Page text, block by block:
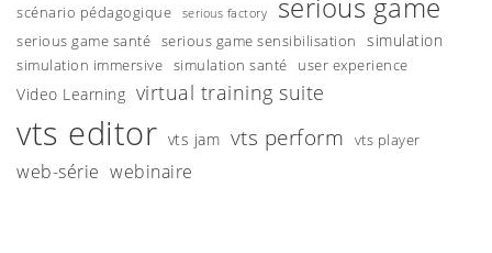
scénario pédagogique serious factory
serious game santé serious game sensibilisation simulation
simulation immersive simulation santé user experience
Video Learning virtual training suite
vts editor vts jam vts perform vts player
web-série webinaire